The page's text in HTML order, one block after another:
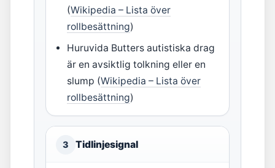
(Wikipedia – Lista över
rollbesättning)
Huruvida Butters autistiska drag
är en avsiktlig tolkning eller en
slump (Wikipedia – Lista över
rollbesättning)
3 Tidlinjesignal